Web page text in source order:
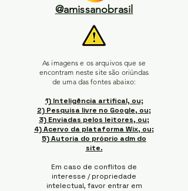
@amissanobrasil
As imagens e os arquivos que se
encontram neste site são oriúndas
de uma das fontes abaixo:
1) Inteligência artifical, ou;
2) Pesquisa livre no Google, ou;
3) Enviadas pelos leitores, ou;
4) Acervo da plataforma Wix, ou;
5) Autoria do próprio adm do
site.
Em caso de conflitos de
interesse / propriedade
intelectual, favor entrar em